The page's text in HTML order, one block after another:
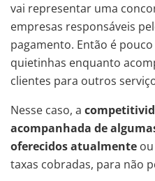
vai representar uma
empresas responsáveis
pagamento. Então é
quietinhas enquanto
clientes para outros
Nesse caso, a
acompanhada de
oferecidos atualmente
taxas cobradas, para não